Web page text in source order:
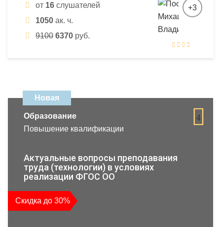
от 16 слушателей
1050 ак. ч.
9100 6370 руб.
+3
Новая
4
Образование
Повышение квалификации
Актуальные вопросы преподавания
труда (технологии) в условиях
реализации ФГОС ОО
Скидка до 30%